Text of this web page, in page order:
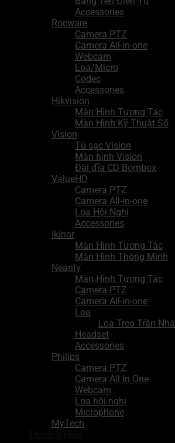
Accessories
Rocware
Camera PTZ
Camera All-in-one
Webcam
Loa/Micro
Codec
Accessories
Hikvision
Màn Hình Tương Tác
Màn Hình Kỹ Thuật Số
Vision
Tủ sạc Vision
Màn hình Vision
Đài đĩa CD Bombox
ValueHD
Camera PTZ
Camera All-in-one
Loa Hội Nghị
Accessories
Ikinor
Màn Hình Tương Tác
Màn Hình Thông Minh
Nearity
Màn Hình Tương Tác
Camera PTZ
Camera All-in-one
Loa
Loa Treo Trần Nhà
Headset
Accessories
Philips
Camera PTZ
Camera All In One
Webcam
Loa hội nghị
Microphone
MyTech